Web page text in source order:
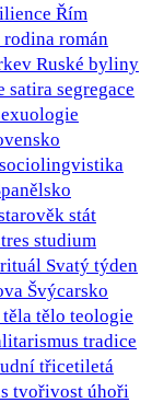
Řím
rodina román
Ruské byliny
satira segregace
sociolingvistika
stát
studium
Svatý týden
Švýcarsko
těla tělo teologie
tradice
třicetiletá
tvořivost úhoři